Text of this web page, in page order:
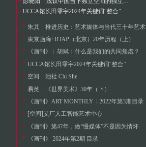
UCCA馆长田霏宇2024年关键词“整合”
朱其︱推进历史：艺术媒体与当代三十年艺术
東京画廊+BTAP（北京）20年历程（上）
《画刊》︱胡斌：什么是我们的共同焦虑？
UCCA馆长田霏宇2024年关键词“整合”
空间︱池社 Chi She
易英︱《世界美术》30年（下）
《画刊》ART MONTHLY︱2022年第3期目录
[空间]艾厂人工智能艺术中心
《画刊》第47年，做“慢媒体”不是因为情怀
《画刊》 2024年第2期 目录